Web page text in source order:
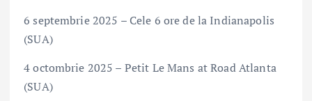
6 septembrie 2025 – Cele 6 ore de la Indianapolis
(SUA)
4 octombrie 2025 – Petit Le Mans at Road Atlanta
(SUA)